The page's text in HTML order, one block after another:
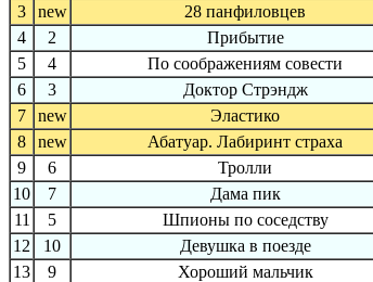
3
new 28 панфиловцев
4
2 Прибытие
5
4 По соображениям совести
6
3 Доктор Стрэндж
7
new Эластико
8
new Абатуар. Лабиринт страха
9
6 Тролли
10
7 Дама пик
11
5 Шпионы по соседству
12
10 Девушка в поезде
13
9 Хороший мальчик